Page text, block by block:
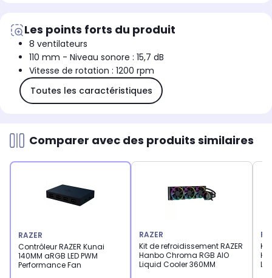
Les points forts du produit
8 ventilateurs
110 mm - Niveau sonore : 15,7 dB
Vitesse de rotation : 1200 rpm
Toutes les caractéristiques
Comparer avec des produits similaires
RAZER
Contrôleur RAZER Kunai
140MM aRGB LED PWM
Performance Fan
RAZER
Kit de refroidissement RAZER
Hanbo Chroma RGB AIO
Liquid Cooler 360MM
Kit